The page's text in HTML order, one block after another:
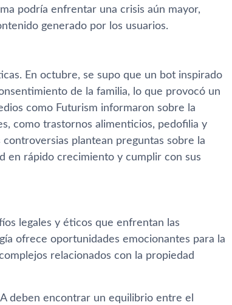
podría enfrentar una crisis aún mayor,
generado por los usuarios.
En octubre, se supo que un bot inspirado
de la familia, lo que provocó un
como Futurism informaron sobre la
como trastornos alimenticios, pedofilia y
controversias plantean preguntas sobre la
en rápido crecimiento y cumplir con sus
legales y éticos que enfrentan las
ofrece oportunidades emocionantes para la
relacionados con la propiedad
deben encontrar un equilibrio entre el